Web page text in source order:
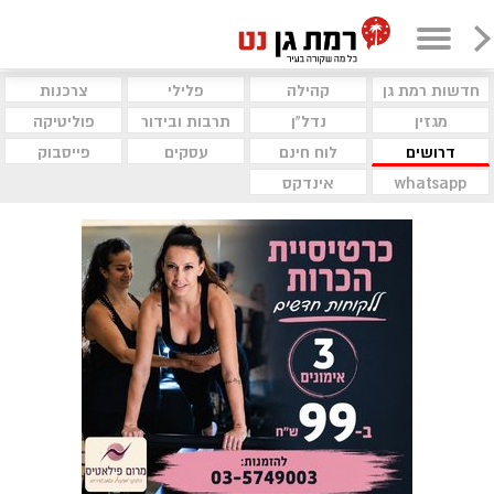
חדשות רמת גן קהילה פלילי
צרכנות
מגזין
נדל"ן תרבות ובידור
פוליטיקה
דרושים
לוח חינם עסקים
פייסבוק
whatsapp
אינדקס